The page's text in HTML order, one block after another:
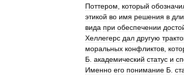
Поттером
который
этикой во имя решения в
вида при обеспечении
Хеллегерс дал другую
моральных конфликтов
Б академический статус и
Именно его понимание Б